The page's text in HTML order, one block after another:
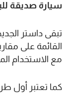
سيارة صديقة
القائمة على
مع الاستخدام
كما تعتبر أول